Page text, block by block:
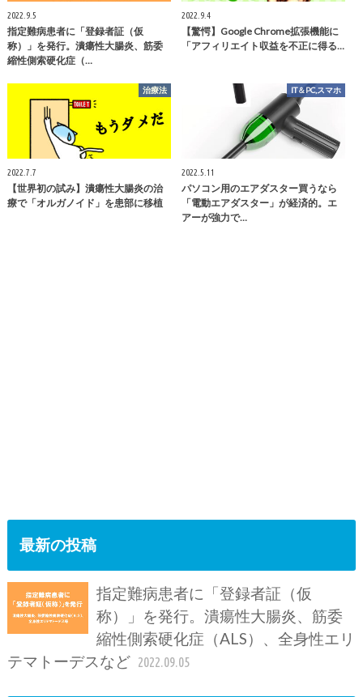
2022.9.5
指定難病患者に「登録者証（仮
称）」を発行。潰瘍性大腸炎、筋委
縮性側索硬化症（…
2022.9.4
【驚愕】Google Chrome拡張機能に
「アフィリエイト収益を不正に得る…
治療法
2022.7.7
【世界初の試み】潰瘍性大腸炎の治
療で「オルガノイド」を患部に移植
IT＆PC,スマホ
2022.5.11
パソコン用のエアダスター買うなら
「電動エアダスター」が経済的。エ
アーが強力で…
最新の投稿
指定難病患者に「登録者証（仮
称）」を発行。潰瘍性大腸炎、筋委
縮性側索硬化症（ALS）、全身性エリ
テマトーデスなど 2022.09.05